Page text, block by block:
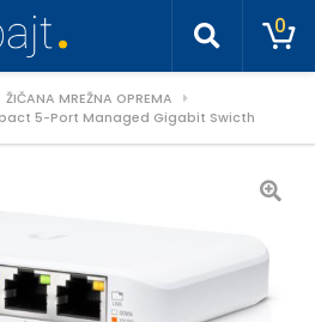
0
ŽIČANA MREŽNA OPREMA
5-Port Managed Gigabit Swicth